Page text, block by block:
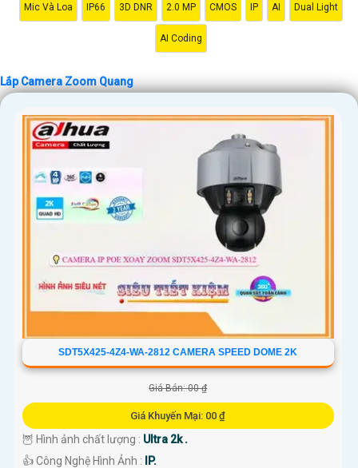
Mic Và Loa IP66 3D DNR 2.0 MP CMOS IP AI Dual Light
AI Coding
Lắp Camera Zoom Quang
SDT5X425-4Z4-WA-2812 CAMERA SPEED DOME 2K
Giá Bán: 00 ₫
Giá Khuyến Mại: 00 ₫
🦉 Hình ảnh chất lượng : Ultra 2k .
👍 Công Nghệ Hình Ảnh :
IP.